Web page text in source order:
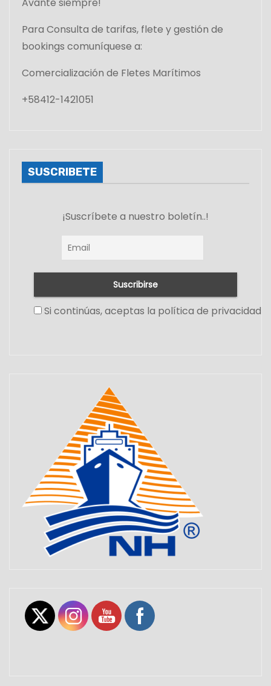
Avante siempre!
Para Consulta de tarifas, flete y gestión de
bookings comuníquese a:
Comercialización de Fletes Marítimos
+58412-1421051
SUSCRIBETE
¡Suscríbete a nuestro boletín..!
Si continúas, aceptas la política de privacidad